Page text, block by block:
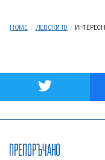
HOME / ЛЕВСКИ ТВ /
ПРЕПОРЪЧАНО